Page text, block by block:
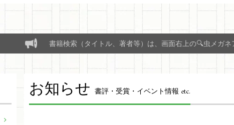
書籍検索（タイトル、著者等）は、画面右上の🔍虫メガネ
お知らせ 書評・受賞・イベント情報 etc.